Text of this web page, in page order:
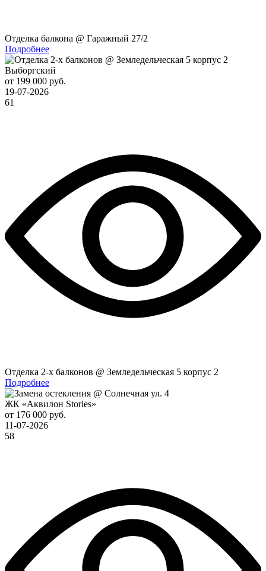
Отделка балкона @ Гаражный 27/2
Подробнее
Выборгский
от 199 000 руб.
19-07-2026
61
Отделка 2-x балконов @ Земледельческая 5 корпус 2
Подробнее
ЖК «Аквилон Stories»
от 176 000 руб.
11-07-2026
58